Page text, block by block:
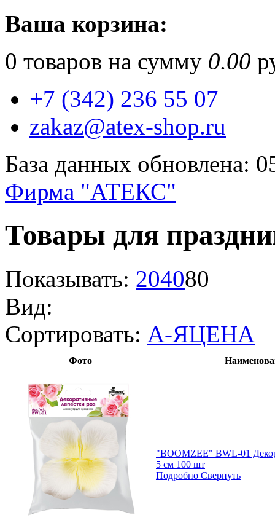
Ваша корзина:
0 товаров на сумму 0.00
+7 (342) 236 55 07
zakaz@atex-shop.ru
База данных обновлена:
Фирма "АТЕКС"
Товары для
Показывать: 204080
Вид:
Сортировать: А-ЯЦЕНА
Фото
"BOOMZEE" BWL-01
5 см 100 шт
Подробно Свернуть